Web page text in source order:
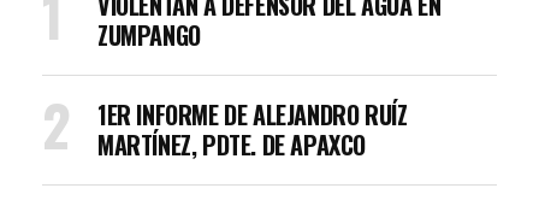
ZUMPANGO
1ER INFORME DE ALEJANDRO RUÍZ
MARTÍNEZ, PDTE. DE APAXCO